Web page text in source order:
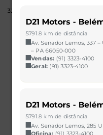
326
D21 Motors -
5791.8 km de distância
Av. Senador Lemos, 337
– PA 66050-000
Vendas: (91) 3323-4100
Geral: (91) 3323-4100
D21 Motors -
5791.8 km de distância
Av. Senador Lemos, 285
Oficina: (91) 3323-4100